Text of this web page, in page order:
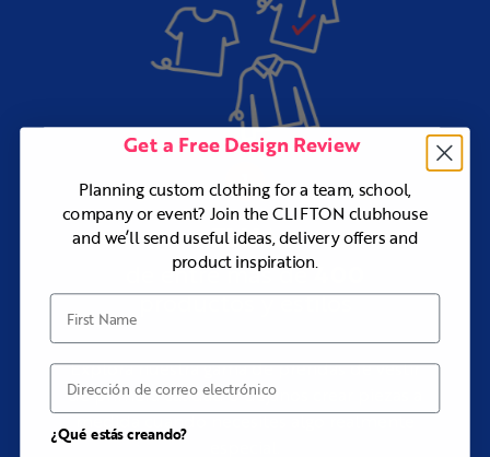
ELIJA
de entre más de400
productos y estilos
Explora nuestra gama de prendas de vestir
de primera calidad o déjanos crear piezas a
medida cuando necesites algo realmente
Get a Free Design Review
Planning custom clothing for a team, school,
company or event? Join the CLIFTON clubhouse
and we’ll send useful ideas, delivery offers and
product inspiration.
First Name
Correo electrónico
¿Qué estás creando?